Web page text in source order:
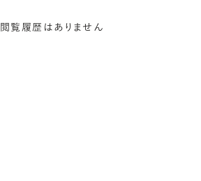
閲覧履歴はありません